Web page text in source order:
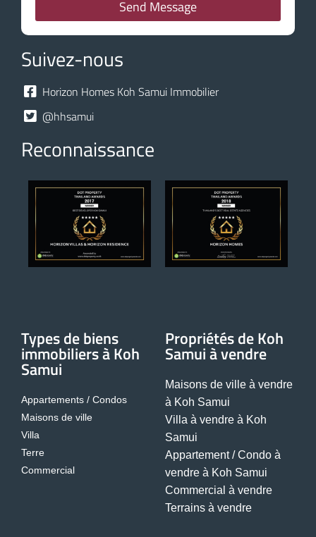
Send Message
Suivez-nous
Horizon Homes Koh Samui Immobilier
@hhsamui
Reconnaissance
Types de biens
immobiliers à Koh
Samui
Appartements / Condos
Maisons de ville
Villa
Terre
Commercial
Propriétés de Koh
Samui à vendre
Maisons de ville à vendre
à Koh Samui
Villa à vendre à Koh
Samui
Appartement / Condo à
vendre à Koh Samui
Commercial à vendre
Terrains à vendre